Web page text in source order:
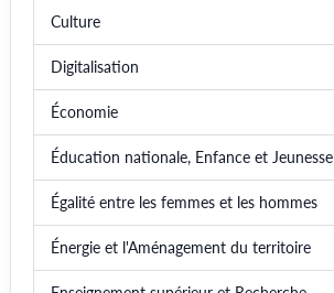
Culture
Digitalisation
Économie
Éducation nationale, Enfance et Jeunesse
Égalité entre les femmes et les hommes
Énergie et l'Aménagement du territoire